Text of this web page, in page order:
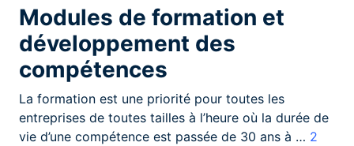
Modules de formation et
développement des
compétences
La formation est une priorité pour toutes les
entreprises de toutes tailles à l’heure où la durée de
vie d’une compétence est passée de 30 ans à … 2